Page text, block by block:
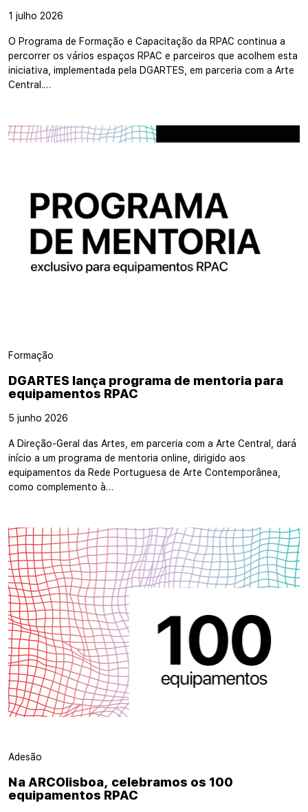
1 julho 2026
O Programa de Formação e Capacitação da RPAC continua a
percorrer os vários espaços RPAC e parceiros que acolhem esta
iniciativa, implementada pela DGARTES, em parceria com a Arte
Central.…
Formação
DGARTES lança programa de mentoria para
equipamentos RPAC
5 junho 2026
A Direção-Geral das Artes, em parceria com a Arte Central, dará
início a um programa de mentoria online, dirigido aos
equipamentos da Rede Portuguesa de Arte Contemporânea,
como complemento à…
Adesão
Na ARCOlisboa, celebramos os 100
equipamentos RPAC